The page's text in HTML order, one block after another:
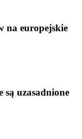
na europejskie
są uzasadnione